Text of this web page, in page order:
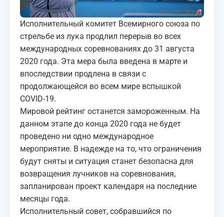
Исполнительный комитет Всемирного союза по
стрельбе из лука продлил перерыв во всех
международных соревнованиях до 31 августа
2020 года. Эта мера была введена в марте и
впоследствии продлена в связи с
продолжающейся во всем мире вспышкой
COVID-19.
Мировой рейтинг останется замороженным. На
данном этапе до конца 2020 года не будет
проведено ни одно международное
мероприятие. В надежде на то, что ограничения
будут сняты и ситуация станет безопасна для
возвращения лучников на соревнования,
запланирован проект календаря на последние
месяцы года.
Исполнительный совет, собравшийся по